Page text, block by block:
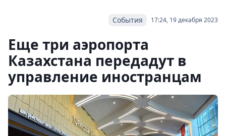
17:24, 19 декабря 2023
События
Еще три аэропорта
Казахстана передадут в
управление иностранцам